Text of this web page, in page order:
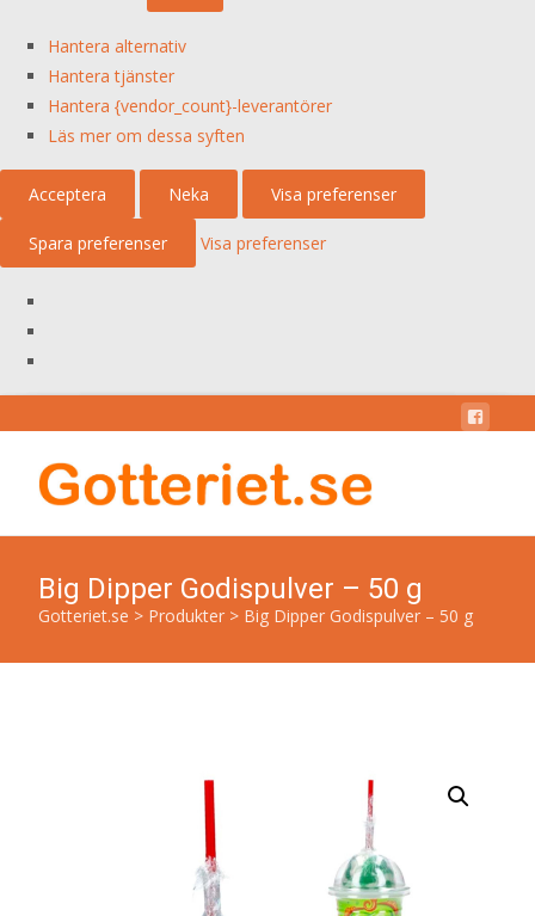
Hantera alternativ
Hantera tjänster
Hantera {vendor_count}-leverantörer
Läs mer om dessa syften
Acceptera Neka Visa preferenser
Spara preferenser Visa preferenser
Big Dipper Godispulver – 50 g
Gotteriet.se > Produkter > Big Dipper Godispulver – 50 g